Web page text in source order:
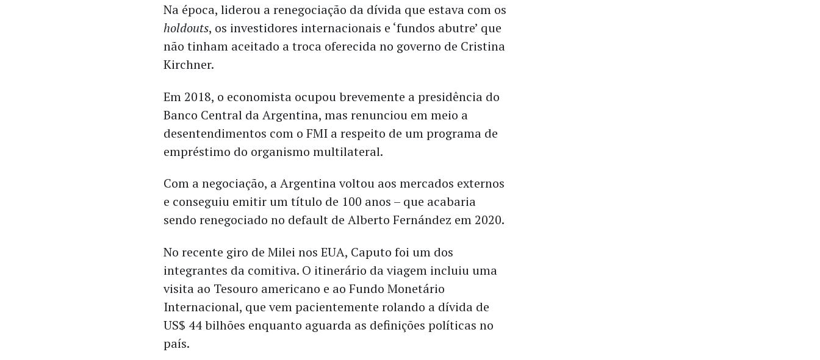
Na época, liderou a renegociação da dívida que estava com os
holdouts, os investidores internacionais e ‘fundos abutre’ que
não tinham aceitado a troca oferecida no governo de Cristina
Kirchner.
Em 2018, o economista ocupou brevemente a presidência do
Banco Central da Argentina, mas renunciou em meio a
desentendimentos com o FMI a respeito de um programa de
empréstimo do organismo multilateral.
Com a negociação, a Argentina voltou aos mercados externos
e conseguiu emitir um título de 100 anos – que acabaria
sendo renegociado no default de Alberto Fernández em 2020.
No recente giro de Milei nos EUA, Caputo foi um dos
integrantes da comitiva. O itinerário da viagem incluiu uma
visita ao Tesouro americano e ao Fundo Monetário
Internacional, que vem pacientemente rolando a dívida de
US$ 44 bilhões enquanto aguarda as definições políticas no
país.